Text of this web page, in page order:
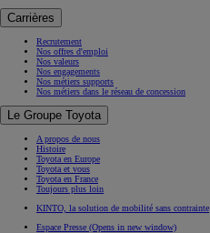
Carrières
Recrutement
Nos offres d'emploi
Nos valeurs
Nos engagements
Nos métiers supports
Nos métiers dans le réseau de concession
Le Groupe Toyota
A propos de nous
Histoire
Toyota en Europe
Toyota et vous
Toyota en France
Toujours plus loin
KINTO, la solution de mobilité sans contrainte
Espace Presse (Opens in new window)